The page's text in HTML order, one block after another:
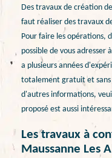
Des travaux de création
faut réaliser des travaux
Pour faire les opérations,
possible de vous adresser
a plusieurs années
totalement gratuit et sans
d'autres informations,
proposé est aussi
Les travaux à
Maussanne Les